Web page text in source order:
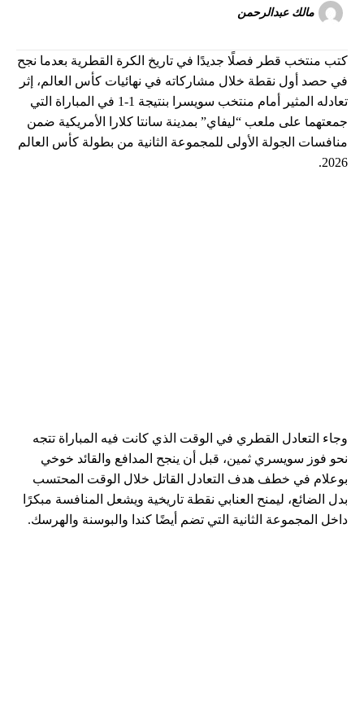
مالك عبدالرحمن
كتب منتخب قطر فصلًا جديدًا في تاريخ الكرة القطرية بعدما نجح
في حصد أول نقطة خلال مشاركاته في نهائيات كأس العالم، إثر
تعادله المثير أمام منتخب سويسرا بنتيجة 1-1 في المباراة التي
جمعتهما على ملعب “ليفاي” بمدينة سانتا كلارا الأمريكية ضمن
منافسات الجولة الأولى للمجموعة الثانية من بطولة كأس العالم
2026.
وجاء التعادل القطري في الوقت الذي كانت فيه المباراة تتجه
نحو فوز سويسري ثمين، قبل أن ينجح المدافع والقائد خوخي
بوعلام في خطف هدف التعادل القاتل خلال الوقت المحتسب
بدل الضائع، ليمنح العنابي نقطة تاريخية ويشعل المنافسة مبكرًا
داخل المجموعة الثانية التي تضم أيضًا كندا والبوسنة والهرسك.